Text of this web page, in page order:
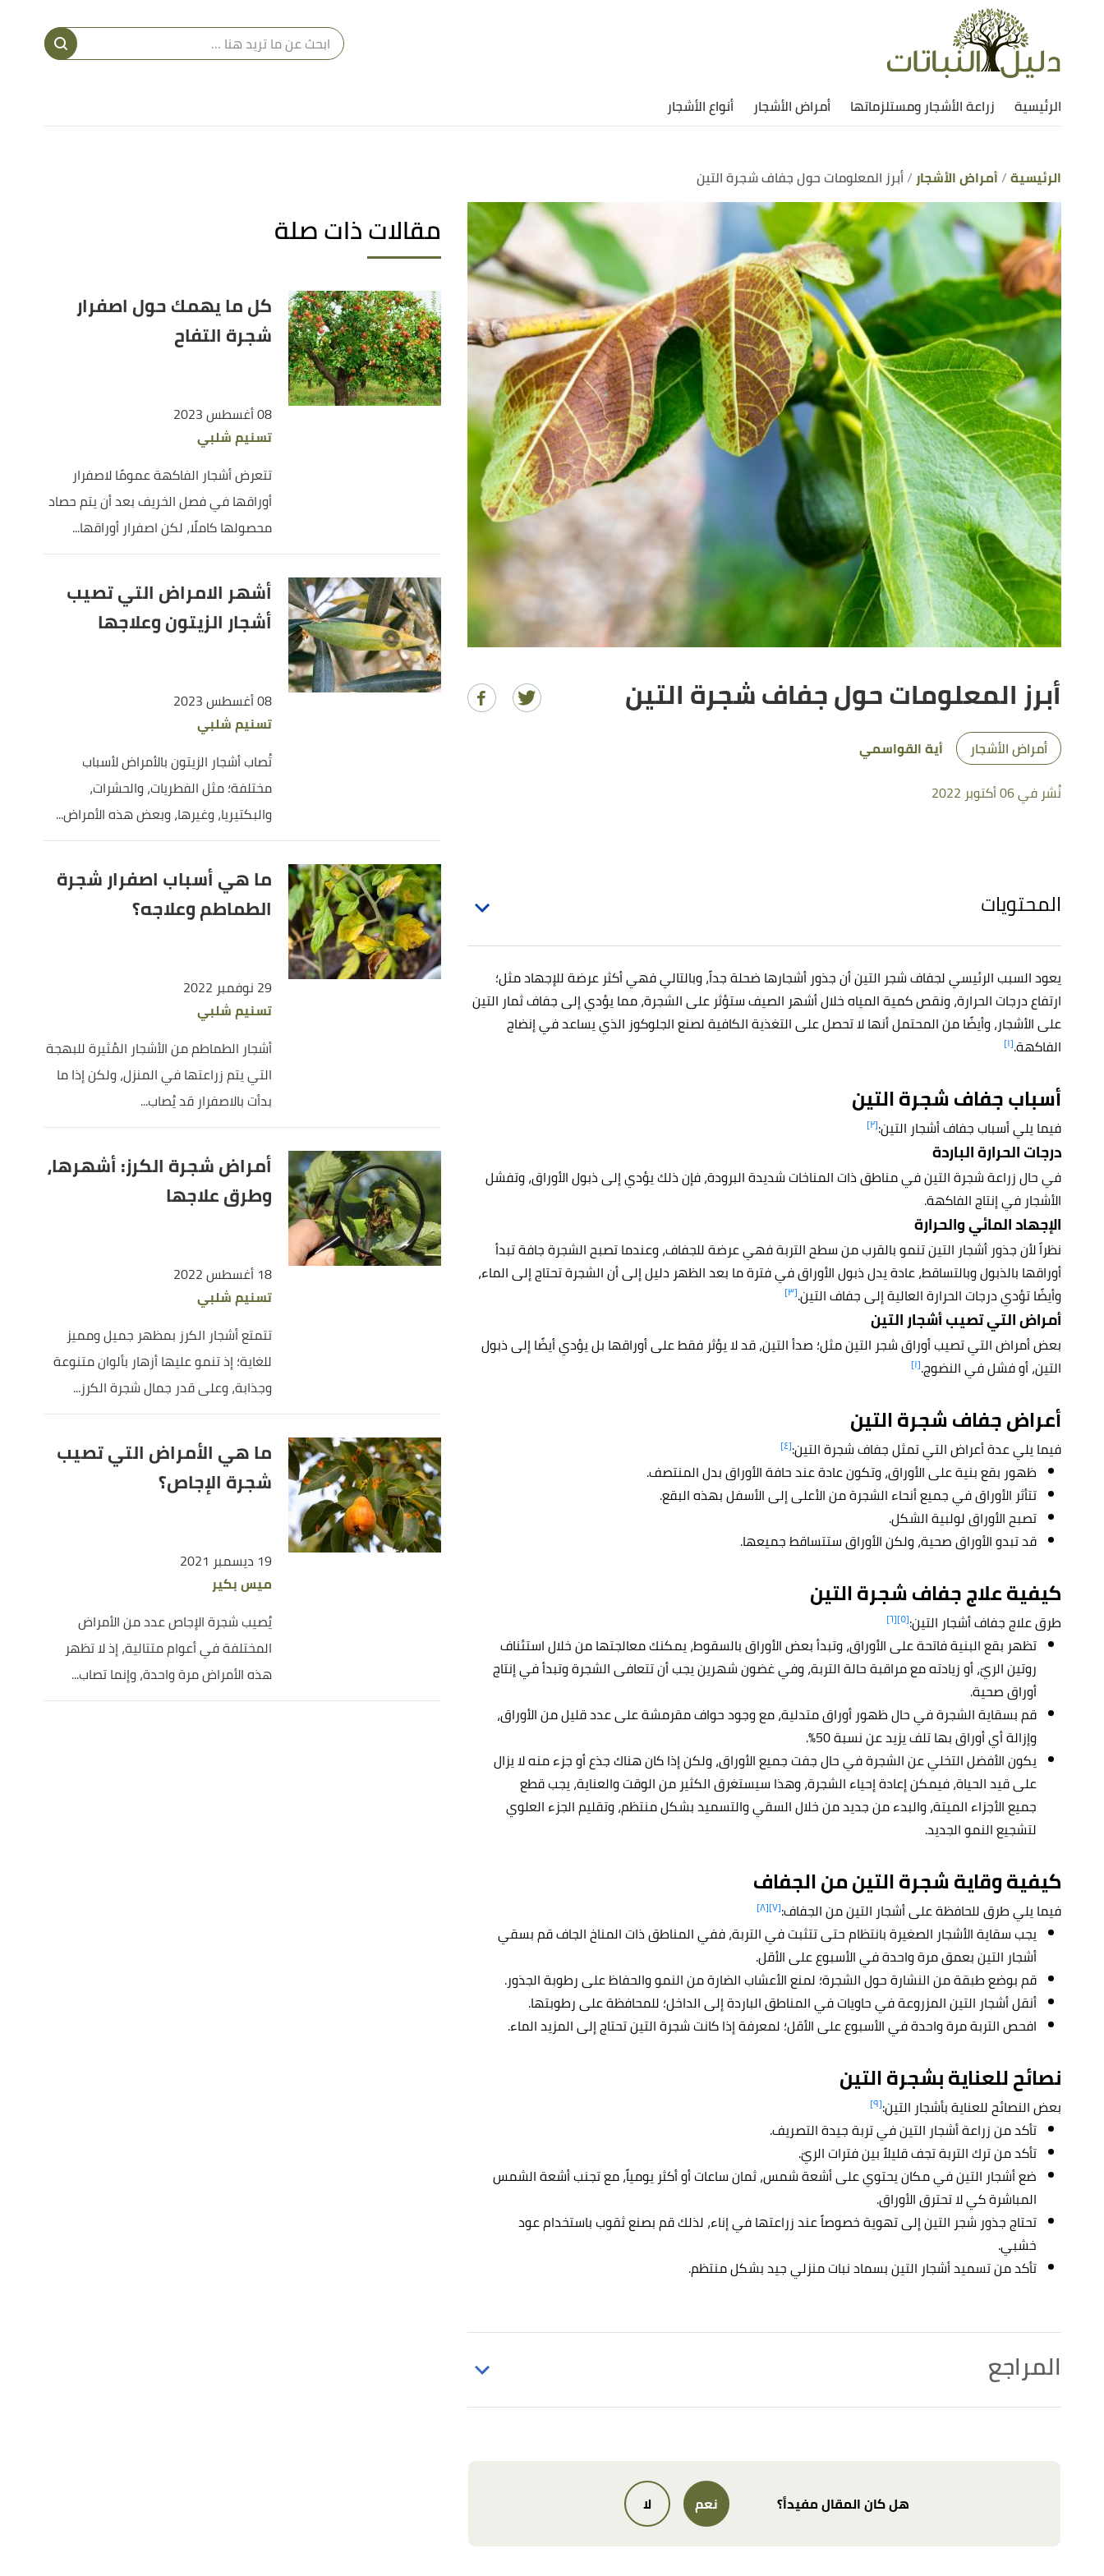
الرئيسية زراعة الأشجار ومستلزماتها أمراض الأشجار أنواع الأشجار
الرئيسية أمراض الأشجار أبرز المعلومات حول جفاف شجرة التين
أبرز المعلومات حول جفاف شجرة التين
أمراض الأشجار
أية القواسمي
نُشر في 06 أكتوبر 2022
المحتويات
يعود السبب الرئيسي لجفاف شجر التين أن جذور أشجارها ضحلة جداً، وبالتالي فهي أكثر عرضة للإجهاد مثل؛
ارتفاع درجات الحرارة، ونقص كمية المياه خلال أشهر الصيف ستؤثر على الشجرة، مما يؤدي إلى جفاف ثمار التين
على الأشجار، وأيضًا من المحتمل أنها لا تحصل على التغذية الكافية لصنع الجلوكوز الذي يساعد في إنضاج
الفاكهة.[١]
أسباب جفاف شجرة التين
فيما يلي أسباب جفاف أشجار التين:[٢]
درجات الحرارة الباردة
في حال زراعة شجرة التين في مناطق ذات المناخات شديدة البرودة، فإن ذلك يؤدي إلى ذبول الأوراق، وتفشل
الأشجار في إنتاج الفاكهة.
الإجهاد المائي والحرارة
نظراً لأن جذور أشجار التين تنمو بالقرب من سطح التربة فهي عرضة للجفاف، وعندما تصبح الشجرة جافة تبدأ
أوراقها بالذبول وبالتساقط، عادة يدل ذبول الأوراق في فترة ما بعد الظهر دليل إلى أن الشجرة تحتاج إلى الماء،
وأيضًا تؤدي درجات الحرارة العالية إلى جفاف التين.[٣]
أمراض التي تصيب أشجار التين
بعض أمراض التي تصيب أوراق شجر التين مثل؛ صدأ التين، قد لا يؤثر فقط على أوراقها بل يؤدي أيضًا إلى ذبول
التين، أو فشل في النضوج.[١]
أعراض جفاف شجرة التين
فيما يلي عدة أعراض التي تمثل جفاف شجرة التين:[٤]
ظهور بقع بنية على الأوراق، وتكون عادة عند حافة الأوراق بدل المنتصف.
تتأثر الأوراق في جميع أنحاء الشجرة من الأعلى إلى الأسفل بهذه البقع.
تصبح الأوراق لولبية الشكل.
قد تبدو الأوراق صحية، ولكن الأوراق ستتساقط جميعها.
كيفية علاج جفاف شجرة التين
طرق علاج جفاف أشجار التين:[٥] [٦]
تظهر بقع البنية فاتحة على الأوراق، وتبدأ بعض الأوراق بالسقوط، يمكنك معالجتها من خلال استئناف
روتين الريّ، أو زيادته مع مراقبة حالة التربة، وفي غضون شهرين يجب أن تتعافى الشجرة وتبدأ في إنتاج
أوراق صحية.
قم بسقاية الشجرة في حال ظهور أوراق متدلية، مع وجود حواف مقرمشة على عدد قليل من الأوراق،
وإزالة أي أوراق بها تلف يزيد عن نسبة 50%.
يكون الأفضل التخلي عن الشجرة في حال جفت جميع الأوراق، ولكن إذا كان هناك جذع أو جزء منه لا يزال
على قيد الحياة، فيمكن إعادة إحياء الشجرة، وهذا سيستغرق الكثير من الوقت والعناية، يجب قطع
جميع الأجزاء الميتة، والبدء من جديد من خلال السقي والتسميد بشكل منتظم، وتقليم الجزء العلوي
لتشجيع النمو الجديد.
كيفية وقاية شجرة التين من الجفاف
فيما يلي طرق للحافظة على أشجار التين من الجفاف:[٧] [٨]
يجب سقاية الأشجار الصغيرة بانتظام حتى تتثبت في التربة، ففي المناطق ذات المناخ الجاف قم بسقي
أشجار التين بعمق مرة واحدة في الأسبوع على الأقل.
قم بوضع طبقة من النشارة حول الشجرة؛ لمنع الأعشاب الضارة من النمو والحفاظ على رطوبة الجذور.
أنقل أشجار التين المزروعة في حاويات في المناطق الباردة إلى الداخل؛ للمحافظة على رطوبتها.
افحص التربة مرة واحدة في الأسبوع على الأقل؛ لمعرفة إذا كانت شجرة التين تحتاج إلى المزيد الماء.
نصائح للعناية بشجرة التين
بعض النصائح للعناية بأشجار التين:[٩]
تأكد من زراعة أشجار التين في تربة جيدة التصريف.
تأكد من ترك التربة تجف قليلاً بين فترات الريّ.
ضع أشجار التين في مكان يحتوي على أشعة شمس، ثمان ساعات أو أكثر يومياً، مع تجنب أشعة الشمس
المباشرة كي لا تحترق الأوراق.
تحتاج جذور شجر التين إلى تهوية خصوصاً عند زراعتها في إناء، لذلك قم بصنع ثقوب باستخدام عود
خشبي.
تأكد من تسميد أشجار التين بسماد نبات منزلي جيد بشكل منتظم.
المراجع
Linda Harris (12/7/2011), "Why Are My Figs Dry Inside?",gardenguides, Retrieved 2/12/2021.هل كان المقال مفيداً؟ نعم لا
مقالات ذات صلة
كل ما يهمك حول اصفرار
شجرة التفاح
08 أغسطس 2023
تسنيم شلبي
تتعرض أشجار الفاكهة عمومًا لاصفرار
أوراقها في فصل الخريف بعد أن يتم حصاد
محصولها كاملًا، لكن اصفرار أوراقها...
أشهر الامراض التي تصيب
أشجار الزيتون وعلاجها
08 أغسطس 2023
تسنيم شلبي
تُصاب أشجار الزيتون بالأمراض لأسباب
مختلفة؛ مثل الفطريات، والحشرات،
والبكتيريا، وغيرها، وبعض هذه الأمراض...
ما هي أسباب اصفرار شجرة
الطماطم وعلاجه؟
29 نوفمبر 2022
تسنيم شلبي
أشجار الطماطم من الأشجار المُثيرة للبهجة
التي يتم زراعتها في المنزل، ولكن إذا ما
بدأت بالاصفرار قد يُصاب...
أمراض شجرة الكرز: أشهرها،
وطرق علاجها
18 أغسطس 2022
تسنيم شلبي
تتمتع أشجار الكرز بمظهر جميل ومميز
للغاية؛ إذ تنمو عليها أزهار بألوان متنوعة
وجذابة، وعلى قدر جمال شجرة الكرز...
ما هي الأمراض التي تصيب
شجرة الإجاص؟
19 ديسمبر 2021
ميس بكير
يُصيب شجرة الإجاص عدد من الأمراض
المختلفة في أعوام متتالية، إذ لا تظهر
هذه الأمراض مرة واحدة، وإنما تصاب...